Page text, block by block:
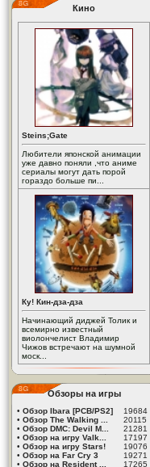
Кино
Steins;Gate
Любители японской анимации
уже давно поняли ,что аниме
сериалы могут дать порой
гораздо больше пи...
Ку! Кин-дза-дза
Начинающий диджей Толик и
всемирно известный
виолончелист Владимир
Чижов встречают на шумной
моск...
Обзоры на игры
• Обзор Ibara [PCB/PS2]
19684
• Обзор The Walking ...
20115
• Обзор DMC: Devil M...
21281
• Обзор на игру Valk...
17197
• Обзор на игру Stars!
19076
• Обзор на Far Cry 3
19271
• Обзор на Resident ... 17265